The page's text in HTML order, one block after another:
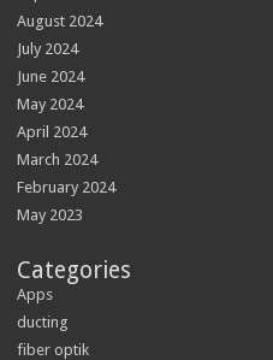
August 2024
July 2024
June 2024
May 2024
April 2024
March 2024
February 2024
May 2023
Categories
Apps
ducting
fiber optik